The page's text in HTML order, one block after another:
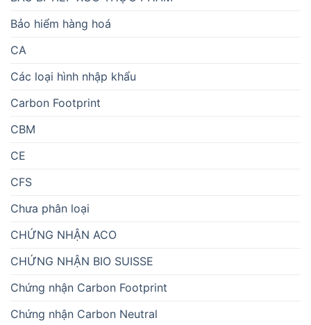
Bảo hiểm hàng hoá
CA
Các loại hình nhập khẩu
Carbon Footprint
CBM
CE
CFS
Chưa phân loại
CHỨNG NHẬN ACO
CHỨNG NHẬN BIO SUISSE
Chứng nhận Carbon Footprint
Chứng nhận Carbon Neutral